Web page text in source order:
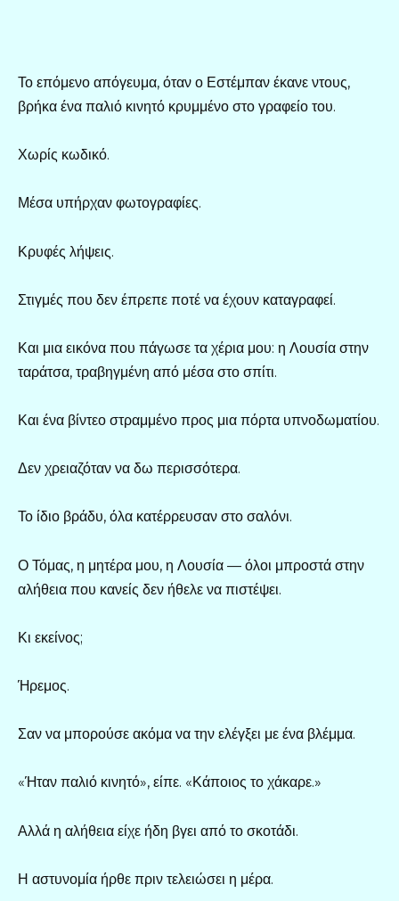
Το επόμενο απόγευμα, όταν ο Εστέμπαν έκανε ντους,
βρήκα ένα παλιό κινητό κρυμμένο στο γραφείο του.
Χωρίς κωδικό.
Μέσα υπήρχαν φωτογραφίες.
Κρυφές λήψεις.
Στιγμές που δεν έπρεπε ποτέ να έχουν καταγραφεί.
Και μια εικόνα που πάγωσε τα χέρια μου: η Λουσία στην
ταράτσα, τραβηγμένη από μέσα στο σπίτι.
Και ένα βίντεο στραμμένο προς μια πόρτα υπνοδωματίου.
Δεν χρειαζόταν να δω περισσότερα.
Το ίδιο βράδυ, όλα κατέρρευσαν στο σαλόνι.
Ο Τόμας, η μητέρα μου, η Λουσία — όλοι μπροστά στην
αλήθεια που κανείς δεν ήθελε να πιστέψει.
Κι εκείνος;
Ήρεμος.
Σαν να μπορούσε ακόμα να την ελέγξει με ένα βλέμμα.
«Ήταν παλιό κινητό», είπε. «Κάποιος το χάκαρε.»
Αλλά η αλήθεια είχε ήδη βγει από το σκοτάδι.
Η αστυνομία ήρθε πριν τελειώσει η μέρα.